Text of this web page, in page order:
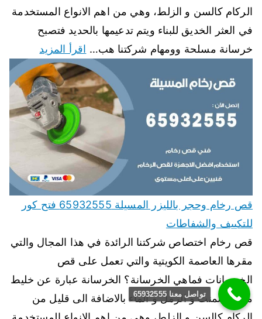
الركام كالسن و الزلط، وهي من اهم الانواع المستخدمة
في العثر الخديق للبناء ويتم تدعيمها بالحديد فتصبح
خرسانة مسلحة وومهام شركتنا هب… اقرأ المزيد
قص رخام وحجر بالليزر المسيلة 65932555 فتح كور
للتكييف والشفاطات
قص رخام اختصاص شركتنا الرائدة في هذا المجال والتي
مقرها العاصمة الكويتية والتي تعمل على قص
الخرسانات فماهي الخرسانة؟ الخرسانة عبارة عن خليط
من الاسمنت و الرمل و الماء بالاضافة الى قليل من
تواصل معنا 65932555